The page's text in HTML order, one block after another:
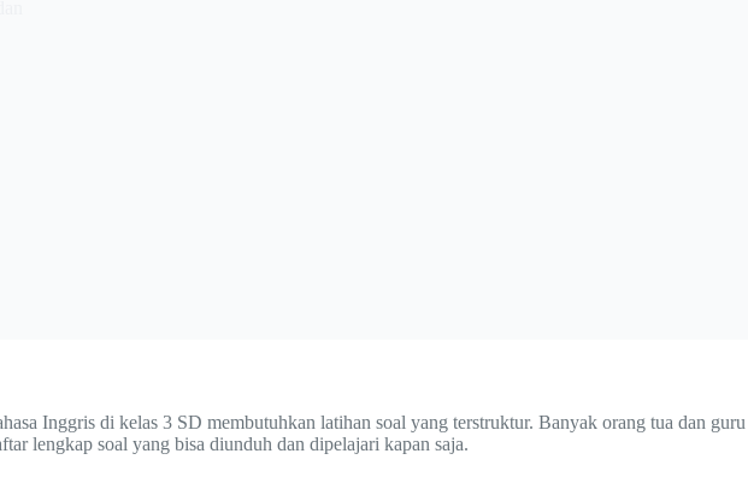
Inggris di kelas 3 SD membutuhkan latihan soal yang terstruktur. Banyak orang tua dan guru
lengkap soal yang bisa diunduh dan dipelajari kapan saja.